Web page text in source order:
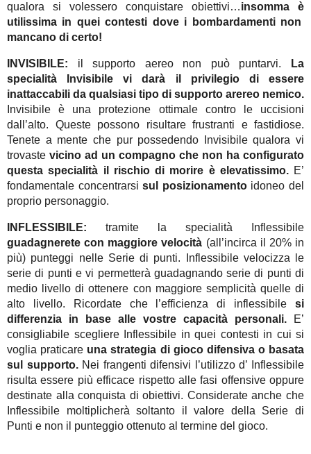
qualora si volessero conquistare obiettivi…insomma è
utilissima in quei contesti dove i bombardamenti non
mancano di certo!
INVISIBILE: il supporto aereo non può puntarvi. La
specialità Invisibile vi darà il privilegio di essere
inattaccabili da qualsiasi tipo di supporto arereo nemico.
Invisibile è una protezione ottimale contro le uccisioni
dall’alto. Queste possono risultare frustranti e fastidiose.
Tenete a mente che pur possedendo Invisibile qualora vi
trovaste vicino ad un compagno che non ha configurato
questa specialità il rischio di morire è elevatissimo.E’
fondamentale concentrarsisul posizionamentoidoneo del
proprio personaggio.
INFLESSIBILE: tramite la specialità Inflessibile
guadagnerete con maggiore velocità (all’incirca il 20% in
più) punteggi nelle Serie di punti. Inflessibile velocizza le
serie di punti e vi permetterà guadagnando serie di punti di
medio livello di ottenere con maggiore semplicità quelle di
alto livello. Ricordate che l’efficienza di inflessibile si
differenzia in base alle vostre capacità personali. E’
consigliabile scegliere Inflessibile in quei contesti in cui si
voglia praticare una strategia di gioco difensiva o basata
sul supporto.Nei frangenti difensivi l’utilizzo d’ Inflessibile
risulta essere più efficace rispetto alle fasi offensive oppure
destinate alla conquista di obiettivi. Considerate anche che
Inflessibile moltiplicherà soltanto il valore della Serie di
Punti e non il punteggio ottenuto al termine del gioco.